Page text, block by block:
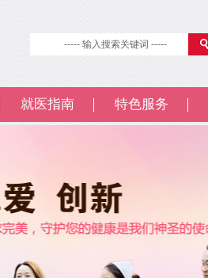
就医指南 特色服务